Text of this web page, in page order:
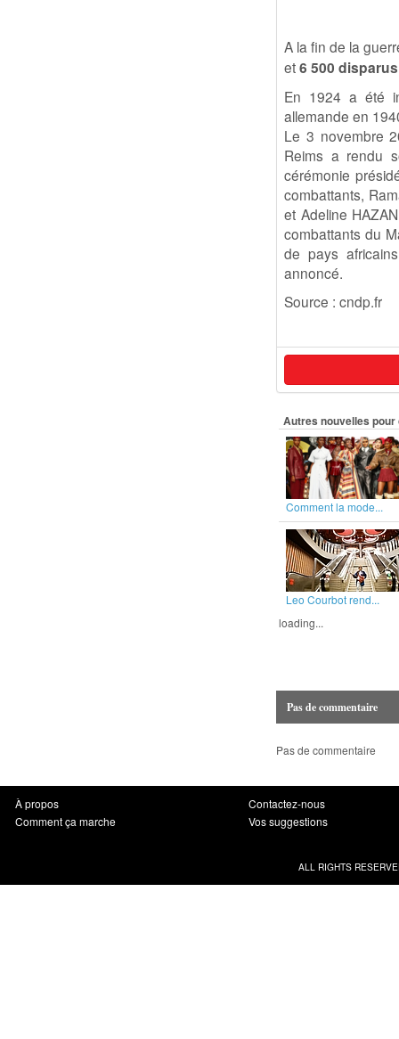
A la fin de la
et6 500 disparus
En 1924 a été
allemande en
Le 3 novembre
Reims a rendu
cérémonie
combattants,
et Adeline
combattants du
de pays
annoncé.
Source : cndp.fr
Autres nouvelles
Comment la mode...
Leo Courbot rend...
loading...
Pas de commentaire
Pas de commentaire
À propos
Comment ça marche
Contactez-nous
Vos suggestions
ALL RIGHTS